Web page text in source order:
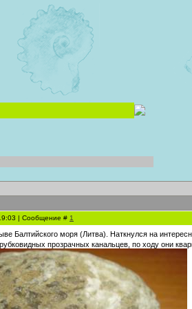
| Сообщение # 1
Балтийского моря (Литва). Наткнулся на
прозрачных канальцев, по ходу они